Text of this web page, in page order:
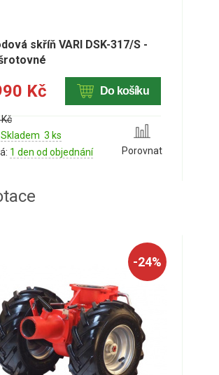
skříň VARI DSK-317/S -
Kč Do košíku
Skladem 3 ks
1 den od objednání Porovnat
-24%